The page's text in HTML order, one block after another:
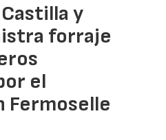
y
forraje
el
Fermoselle